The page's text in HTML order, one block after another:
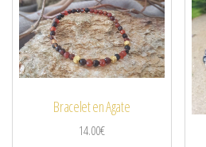
Bracelet en Agate
14.00€